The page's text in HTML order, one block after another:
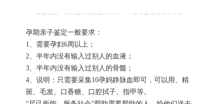
孕期亲子鉴定一般要求：
1、需要孕妇6周以上；
2、半年内没有输入过别人的血液；
3、半年内没有输入过别人的骨髓；
4、说明：只需要采集10孕妈静脉血即可，可以用、精
斑、毛发、口香糖、口腔拭子、指甲等。